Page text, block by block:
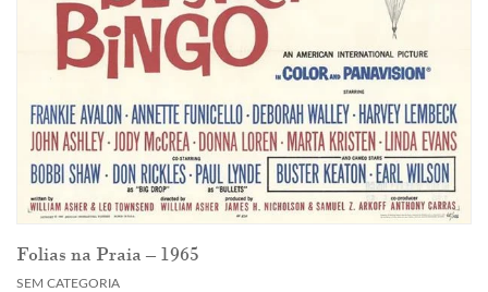
Folias na Praia – 1965
SEM CATEGORIA